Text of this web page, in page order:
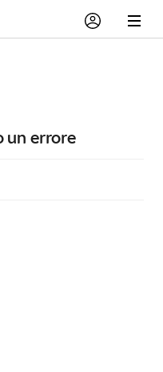
un errore